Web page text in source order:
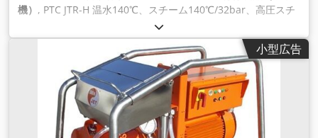
機） , PTC JTR-H 温水140℃、スチーム140℃/32bar、高圧スチ
ーム150℃/200bar(バージョン350barのみ) トレーラー類似品
ですが、ダイナジェット、オーツェン、ファルチ、DIBO、... -
ホイール付きサポートフット、パーキングブレーキ、オートリ
バース、パーキングフット、リアライトとリフレクター、
50mmカップリング 用トーイングアイ、13インチタイヤ、ABS
を備えた溶融亜鉛メッキフレームのシングルアクスルトレーラ
ー。 以下の温水モデルをご用意しております。 JTR-H 21/200
｜200barで21l/min.Kohler KDW 702 12,6kW JTR-H 23/350｜
小型広告